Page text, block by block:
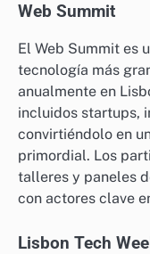
Web Summit
El Web Summit es
tecnología más
anualmente en
incluidos startups,
convirtiéndolo en
primordial. Los
talleres y paneles
con actores clave
Lisbon Tech